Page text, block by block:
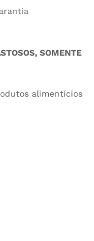
SOMENTE
alimentícios